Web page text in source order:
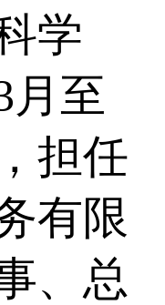
学
月至
担任
有限
、总